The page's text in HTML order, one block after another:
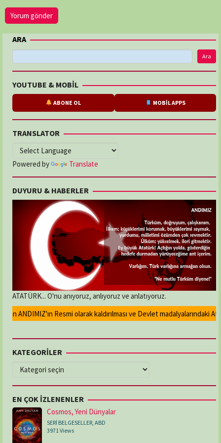
ARA
Ara
YOUTUBE & MOBİL
ABONE OL MOBİL APPS
TRANSLATOR
Powered by Translate
DUYURU & HABERLER
ATATÜRK... O'nu anıyoruz, anlıyoruz ve anlatıyoruz.
ANDIMIZ'ın Resmi olarak kaldırılması ve Devlet madalyalarındaki
KATEGORİLER
KATEGORİLER
EN ÇOK İZLENENLER
Cosmos, Yeni Dünyalar
SERİ BELGESELLER, ABD
3971 Views